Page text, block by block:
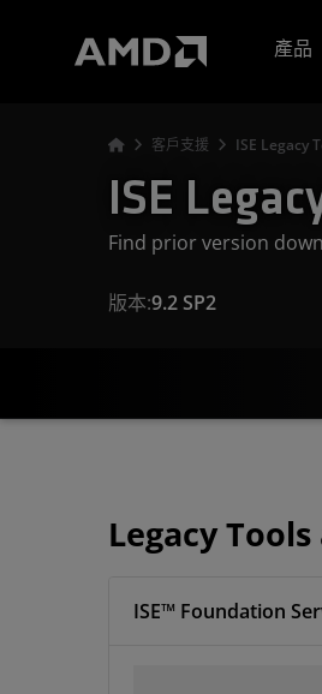
產品
客戶支援 ISE Legacy
ISE
Find prior version
版本:9.2 SP2
Legacy
ISE™ Foundation